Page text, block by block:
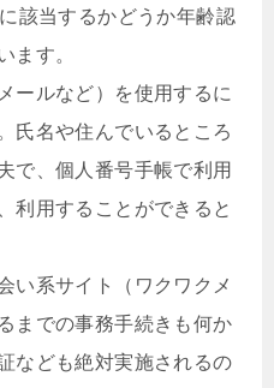
該当するかどうか年齢認
ます。
ールなど）を使用するに
氏名や住んでいるところ
で、個人番号手帳で利用
利用することができると
い系サイト（ワクワクメ
までの事務手続きも何か
なども絶対実施されるの